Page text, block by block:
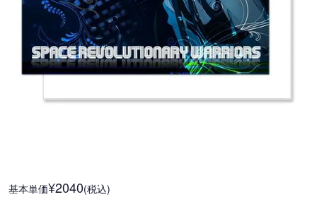
基本単価¥2040(税込)